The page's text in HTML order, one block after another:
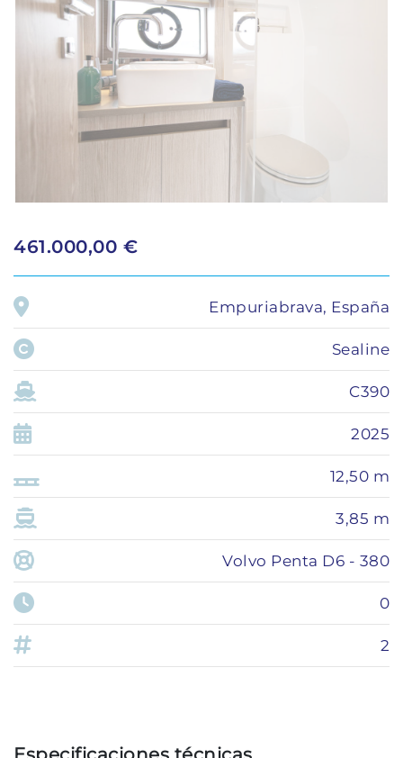
461.000,00 €
Empuriabrava, España
Sealine
C390
2025
12,50 m
3,85 m
Volvo Penta D6 - 380
0
2